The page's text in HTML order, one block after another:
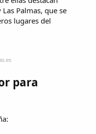
Palmas, que se
lugares del
para